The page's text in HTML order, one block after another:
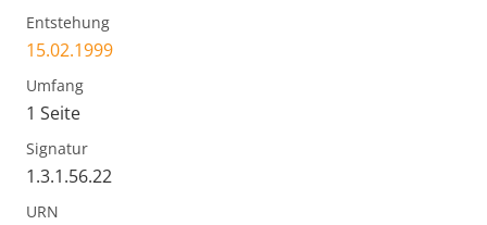
Entstehung
15.02.1999
Umfang
1 Seite
Signatur
1.3.1.56.22
URN